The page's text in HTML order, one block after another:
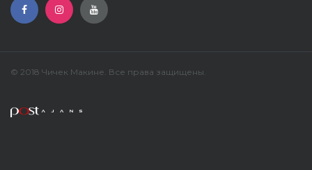
© 2018 Чичек Макине. Все права защищены.